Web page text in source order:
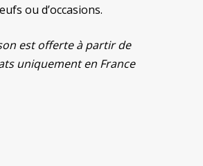
ou d’occasions.
est offerte à partir de
uniquement en France